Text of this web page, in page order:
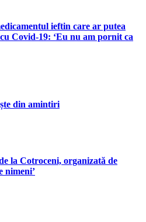
ieftin care ar putea
Covid-19: ‘Eu nu am pornit ca
din amintiri
la Cotroceni, organizată de
nimeni’